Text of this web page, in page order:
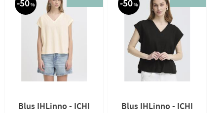
Blus IHLinno - ICHI
50%
Blus IHLinno - ICHI
50%